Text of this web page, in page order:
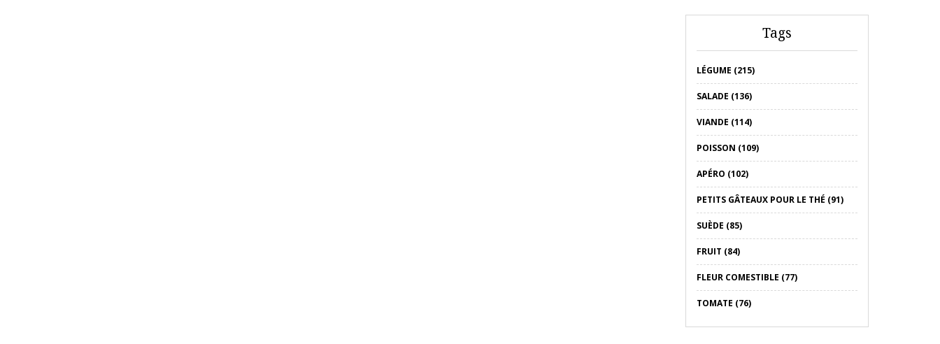
Tags
LÉGUME (215)
SALADE (136)
VIANDE (114)
POISSON (109)
APÉRO (102)
PETITS GÂTEAUX POUR LE THÉ (91)
SUÈDE (85)
FRUIT (84)
FLEUR COMESTIBLE (77)
TOMATE (76)